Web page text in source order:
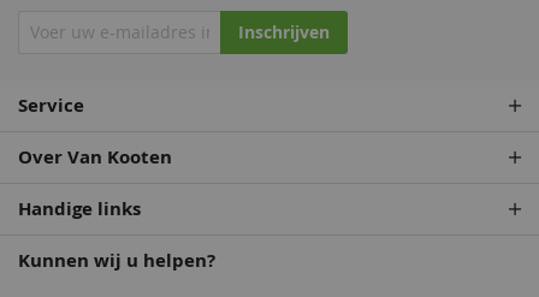
Inschrijven
Service
Over Van Kooten
Handige links
Kunnen wij u helpen?